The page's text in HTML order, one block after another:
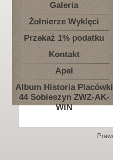
Galeria
Żołnierze Wyklęci
Przekaż 1% podatku
Kontakt
Apel
Album Historia Placówki
44 Sobieszyn ZWZ-AK-
WiN